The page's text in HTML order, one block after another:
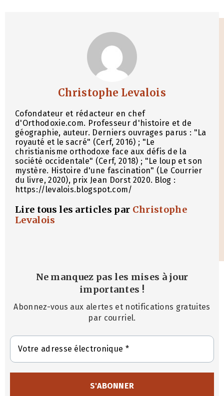
Christophe Levalois
Cofondateur et rédacteur en chef
d'Orthodoxie.com. Professeur d'histoire et de
géographie, auteur. Derniers ouvrages parus : "La
royauté et le sacré" (Cerf, 2016) ; "Le
christianisme orthodoxe face aux défis de la
société occidentale" (Cerf, 2018) ; "Le loup et son
mystère. Histoire d'une fascination" (Le Courrier
du livre, 2020), prix Jean Dorst 2020. Blog :
https://levalois.blogspot.com/
Lire tous les articles par Christophe
Levalois
Ne manquez pas les mises à jour
importantes !
Abonnez-vous aux alertes et notifications gratuites
par courriel.